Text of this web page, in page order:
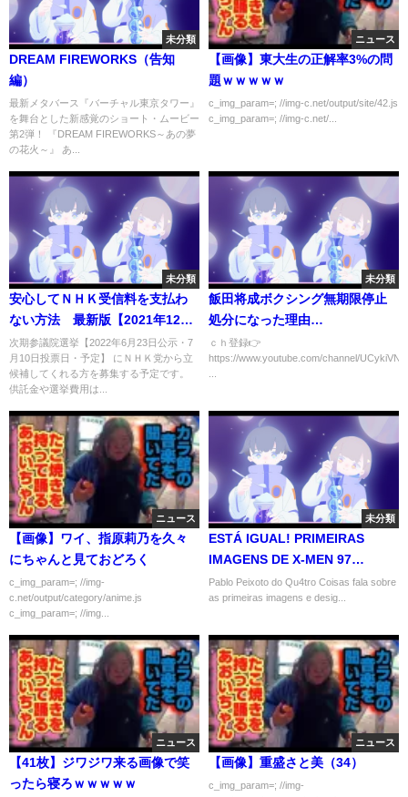
未分類
DREAM FIREWORKS（告知
編）
最新メタバース『バーチャル東京タワー』
を舞台とした新感覚のショート・ムービー
第2弾！ 『DREAM FIREWORKS～あの夢
の花火～』 あ...
ニュース
【画像】東大生の正解率3%の問
題ｗｗｗｗｗ
c_img_param=; //img-c.net/output/site/42.js
c_img_param=; //img-c.net/...
未分類
安心してＮＨＫ受信料を支払わ
ない方法 最新版【2021年12月
4日】
次期参議院選挙【2022年6月23日公示・7
月10日投票日・予定】 にＮＨＫ党から立
候補してくれる方を募集する予定です。
供託金や選挙費用は...
未分類
飯田将成ボクシング無期限停止
処分になった理由
【BreakingDown5衝撃の18秒
KOニキ】
ｃｈ登録👉
https://www.youtube.com/channel/
ニュース
【画像】ワイ、指原莉乃を久々
にちゃんと見ておどろく
c_img_param=; //img-
c.net/output/category/anime.js
c_img_param=; //img...
未分類
ESTÁ IGUAL! PRIMEIRAS
IMAGENS DE X-MEN 97
CONFIRMAM O QUE EU
ESPERAVA
Pablo Peixoto do Qu4tro Coisas fala sobre
as primeiras imagens e desig...
ニュース
【41枚】ジワジワ来る画像で笑
ったら寝ろｗｗｗｗｗ
ニュース
【画像】重盛さと美（34）
c_img_param=; //img-